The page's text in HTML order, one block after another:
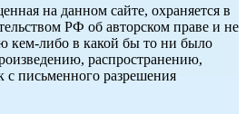
на данном сайте, охраняется в
РФ об авторском праве и не
кем-либо в какой бы то ни было
распространению,
с письменного разрешения